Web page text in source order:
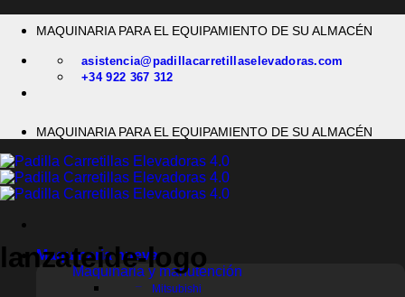
MAQUINARIA PARA EL EQUIPAMIENTO DE SU ALMACÉN
asistencia@padillacarretillaselevadoras.com
+34 922 367 312
MAQUINARIA PARA EL EQUIPAMIENTO DE SU ALMACÉN
Maquinaria nueva
Maquinaria y manutención
Mitsubishi
lanzateide-logo